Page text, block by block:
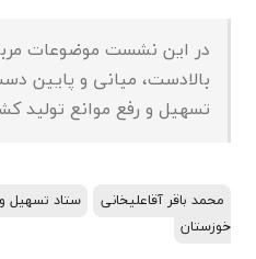
در این نشست موضوعات
بالادست، میانی و پایین
تسهیل و رفع موانع تولید
محمد باقر آقاعلیخانی ستاد تسهیل و
خوزستان